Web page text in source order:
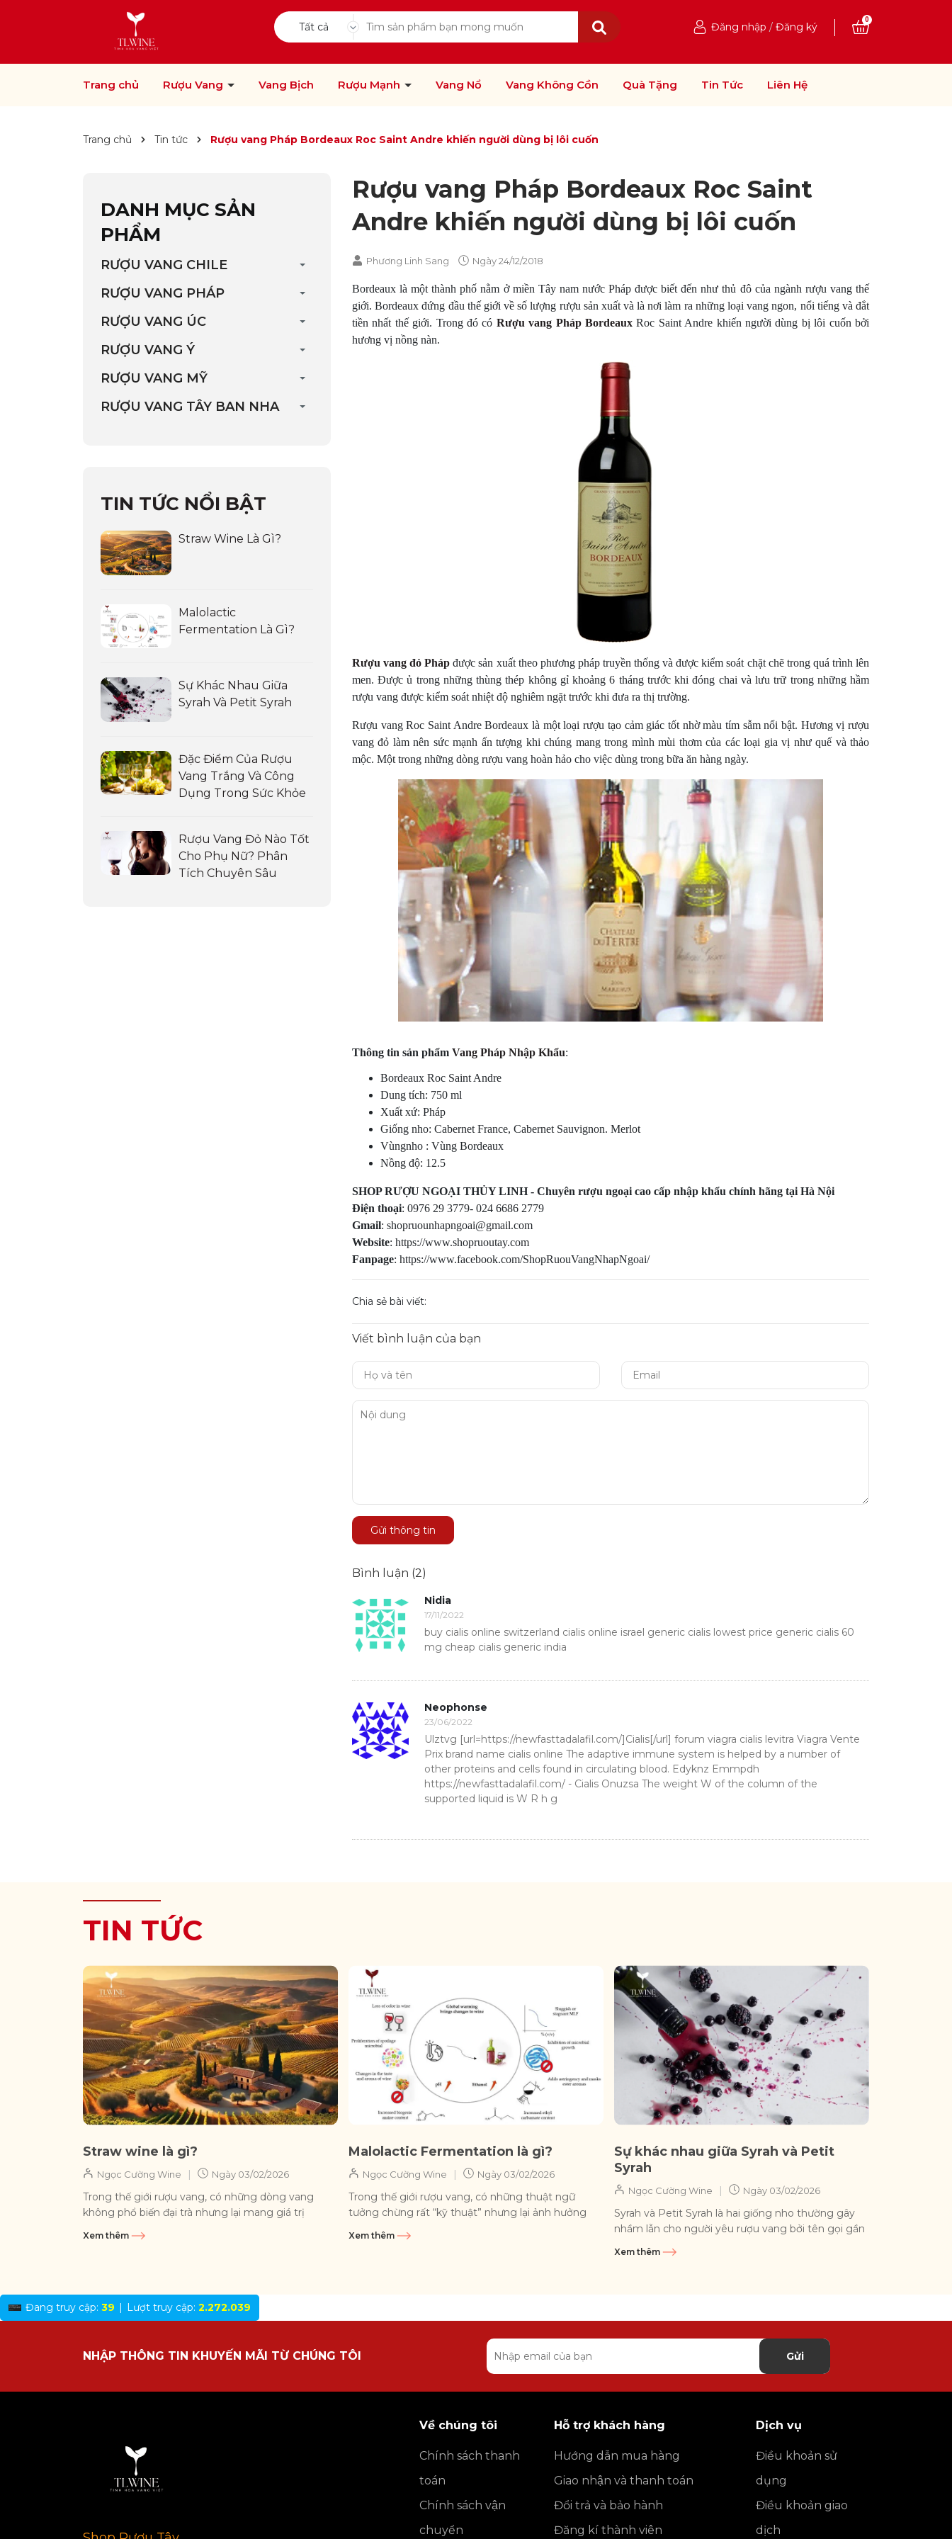
Tất cả Đăng nhập / Đăng ký
0
Trang chủ Rượu Vang Vang Bịch Rượu Mạnh Vang Nổ Vang Không Cồn Quà Tặng Tin Tức Liên Hệ
Trang chủ Tin tức Rượu vang Pháp Bordeaux Roc Saint Andre khiến người dùng bị lôi cuốn
Rượu vang Pháp Bordeaux Roc Saint
Andre khiến người dùng bị lôi cuốn
Phương Linh Sang Ngày24/12/2018
Bordeaux là một thành phố nằm ở miền Tây nam nước Pháp được biết đến như thủ đô của ngành rượu vang thế
giới. Bordeaux đứng đầu thế giới về số lượng rượu sản xuất và là nơi làm ra những loại vang ngon, nổi tiếng và đắt
tiền nhất thế giới. Trong đó có Rượu vang Pháp Bordeaux Roc Saint Andre khiến người dùng bị lôi cuốn bởi
hương vị nồng nàn.
Rượu vang đỏ Pháp được sản xuất theo phương pháp truyền thống và được kiểm soát chặt chẽ trong quá trình lên
men. Được ủ trong những thùng thép không gỉ khoảng 6 tháng trước khi đóng chai và lưu trữ trong những hầm
rượu vang được kiểm soát nhiệt độ nghiêm ngặt trước khi đưa ra thị trường.
Rượu vang Roc Saint Andre Bordeaux là một loại rượu tạo cảm giác tốt nhờ màu tím sẫm nổi bật. Hương vị rượu
vang đỏ làm nên sức mạnh ấn tượng khi chúng mang trong mình mùi thơm của các loại gia vị như quế và thảo
mộc. Một trong những dòng rượu vang hoàn hảo cho việc dùng trong bữa ăn hàng ngày.
Thông tin sản phẩm Vang Pháp Nhập Khẩu:
Bordeaux Roc Saint Andre
Dung tích: 750 ml
Xuất xứ: Pháp
Giống nho: Cabernet France, Cabernet Sauvignon. Merlot
Vùngnho : Vùng Bordeaux
Nồng độ: 12.5
SHOP RƯỢU NGOẠI THỦY LINH - Chuyên rượu ngoại cao cấp nhập khẩu chính hãng tại Hà Nội
Điện thoại: 0976 29 3779- 024 6686 2779
Gmail: shopruounhapngoai@gmail.com
Website: https://www.shopruoutay.com
Fanpage: https://www.facebook.com/ShopRuouVangNhapNgoai/
Chia sẻ bài viết:
Viết bình luận của bạn
Gửi thông tin
Bình luận (2)
Nidia
17/11/2022
buy cialis online switzerland cialis online israel generic cialis lowest price generic cialis 60
mg cheap cialis generic india
Neophonse
23/06/2022
Ulztvg [url=https://newfasttadalafil.com/]Cialis[/url] forum viagra cialis levitra Viagra Vente
Prix brand name cialis online The adaptive immune system is helped by a number of
other proteins and cells found in circulating blood. Edyknz Emmpdh
https://newfasttadalafil.com/ - Cialis Onuzsa The weight W of the column of the
supported liquid is W R h g
DANH MỤC SẢN
PHẨM
RƯỢU VANG CHILE
RƯỢU VANG PHÁP
RƯỢU VANG ÚC
RƯỢU VANG Ý
RƯỢU VANG MỸ
RƯỢU VANG TÂY BAN NHA
TIN TỨC NỔI BẬT
Straw Wine Là Gì?
Malolactic
Fermentation Là Gì?
Sự Khác Nhau Giữa
Syrah Và Petit Syrah
Đặc Điểm Của Rượu
Vang Trắng Và Công
Dụng Trong Sức Khỏe
Rượu Vang Đỏ Nào Tốt
Cho Phụ Nữ? Phân
Tích Chuyên Sâu
TIN TỨC
Straw wine là gì?
Ngọc Cường Wine | Ngày 03/02/2026
Trong thế giới rượu vang, có những dòng vang
không phổ biến đại trà nhưng lại mang giá trị
Xem thêm
Malolactic Fermentation là gì?
Ngọc Cường Wine | Ngày 03/02/2026
Trong thế giới rượu vang, có những thuật ngữ
tưởng chừng rất “kỹ thuật” nhưng lại ảnh hưởng
Xem thêm
Sự khác nhau giữa Syrah và Petit
Syrah
Ngọc Cường Wine | Ngày 03/02/2026
Syrah và Petit Syrah là hai giống nho thường gây
nhầm lẫn cho người yêu rượu vang bởi tên gọi gần
Xem thêm
Đang truy cập: 39 Lượt truy cập: 2.272.039
NHẬP THÔNG TIN KHUYẾN MÃI TỪ CHÚNG TÔI Gửi
Về chúng tôi
Chính sách thanh
toán
Chính sách vận
chuyển
Hỗ trợ khách hàng
Hướng dẫn mua hàng
Giao nhận và thanh toán
Đổi trả và bảo hành
Đăng kí thành viên
Dịch vụ
Điều khoản sử
dụng
Điều khoản giao
dịch